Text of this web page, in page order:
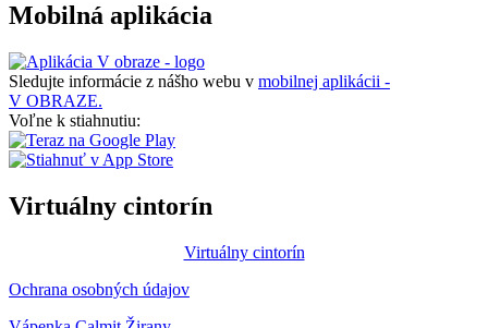
Mobilná aplikácia
Sledujte informácie z nášho webu v mobilnej aplikácii -
V OBRAZE.
Voľne k stiahnutiu:
Virtuálny cintorín
Virtuálny cintorín
Ochrana osobných údajov